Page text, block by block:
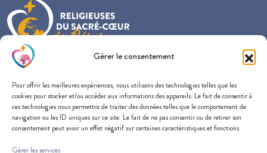
Gérer le consentement
Pour offrir les meilleures expériences, nous utilisons des technologies telles que les
cookies pour stocker et/ou accéder aux informations des appareils. Le fait de consentir à
ces technologies nous permettra de traiter des données telles que le comportement de
navigation ou les ID uniques sur ce site. Le fait de ne pas consentir ou de retirer son
consentement peut avoir un effet négatif sur certaines caractéristiques et fonctions.
Gérer les services
57 rue du Docteur Edmond Locard
69005 Lyon